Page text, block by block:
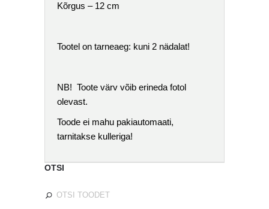
Kõrgus – 12 cm
Tootel on tarneaeg: kuni 2 nädalat!
NB! Toote värv võib erineda fotol
olevast.
Toode ei mahu pakiautomaati,
tarnitakse kulleriga!
OTSI